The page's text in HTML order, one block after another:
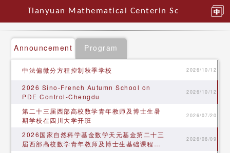
Tianyuan Mathematical Centerin Southwest
Announcement Program
中法偏微分方程控制秋季学校 2026/10/12
2026 Sino-French Autumn School on
PDE Control-Chengdu
2026/10/12
第二十三届西部高校数学青年教师及博士生暑
期学校在四川大学开班
2026/07/20
​2026国家自然科学基金数学天元基金第二十三
届西部高校数学青年教师及博士生基础课程暑
2026/06/09